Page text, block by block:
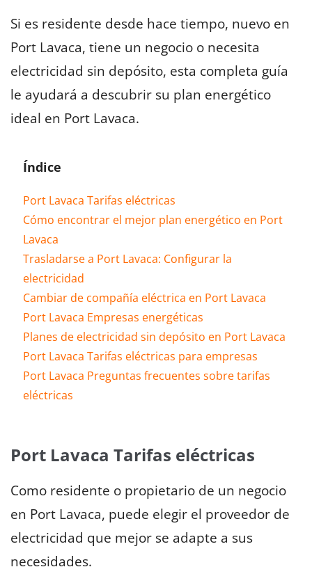
Si es residente desde hace tiempo, nuevo en
Port Lavaca, tiene un negocio o necesita
electricidad sin depósito, esta completa guía
le ayudará a descubrir su plan energético
ideal en Port Lavaca.
Índice
Port Lavaca Tarifas eléctricas
Cómo encontrar el mejor plan energético en Port
Lavaca
Trasladarse a Port Lavaca: Configurar la
electricidad
Cambiar de compañía eléctrica en Port Lavaca
Port Lavaca Empresas energéticas
Planes de electricidad sin depósito en Port Lavaca
Port Lavaca Tarifas eléctricas para empresas
Port Lavaca Preguntas frecuentes sobre tarifas
eléctricas
Port Lavaca Tarifas eléctricas
Como residente o propietario de un negocio
en Port Lavaca, puede elegir el proveedor de
electricidad que mejor se adapte a sus
necesidades.